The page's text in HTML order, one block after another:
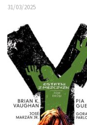
31/03/2025